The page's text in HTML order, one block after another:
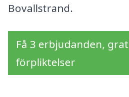
Bovallstrand.
Få 3 erbjudanden,
förpliktelser